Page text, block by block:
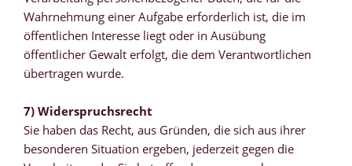
Wahrnehmung einer Aufgabe erforderlich ist, die im
öffentlichen Interesse liegt oder in Ausübung
öffentlicher Gewalt erfolgt, die dem Verantwortlichen
übertragen wurde.
7) Widerspruchsrecht
Sie haben das Recht, aus Gründen, die sich aus ihrer
besonderen Situation ergeben, jederzeit gegen die